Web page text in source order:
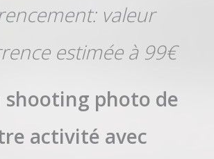
valeur
estimée à 99€
shooting photo de
activité avec